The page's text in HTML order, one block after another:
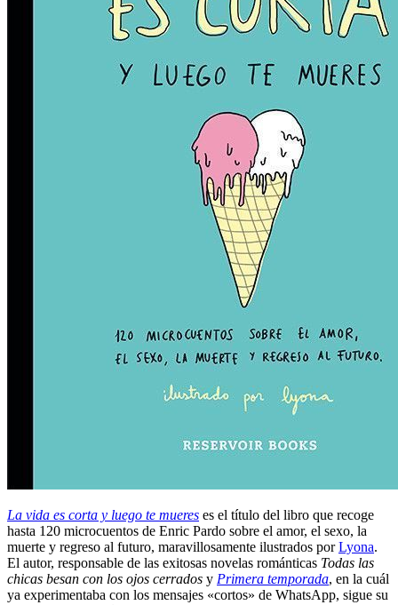
La vida es corta y luego te mueres es el título del libro que recoge
hasta 120 microcuentos de Enric Pardo sobre el amor, el sexo, la
muerte y regreso al futuro, maravillosamente ilustrados porLyona.
El autor, responsable de las exitosas novelas románticas Todas las
chicas besan con los ojos cerrados y Primera temporada, en la cuál
ya experimentaba con los mensajes «cortos» de WhatsApp, sigue su